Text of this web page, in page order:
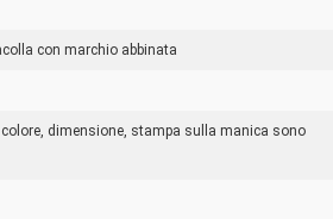
con marchio abbinata
dimensione, stampa sulla manica sono